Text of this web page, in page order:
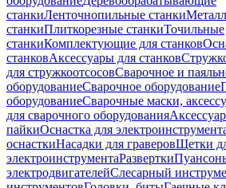
станкиЛенточнопильные станки
станкиПлиткорезные станкиТочильные
станкиКомплектующие для станков
станковАксессуары для станков
для стружкоотсосовСварочное и
оборудованиеСварочное оборудование
оборудованиеСварочные маски,
для сварочного оборудования
пайкиОснастка для
оснасткиНасадки для граверовЩетки
электроинструментаРазвертки
электродвигателейСлесарный